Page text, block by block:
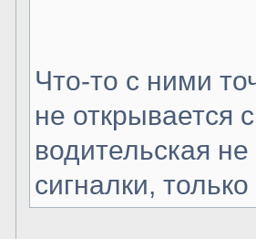
Что-то с ними
не открывается
водительская
сигналки,